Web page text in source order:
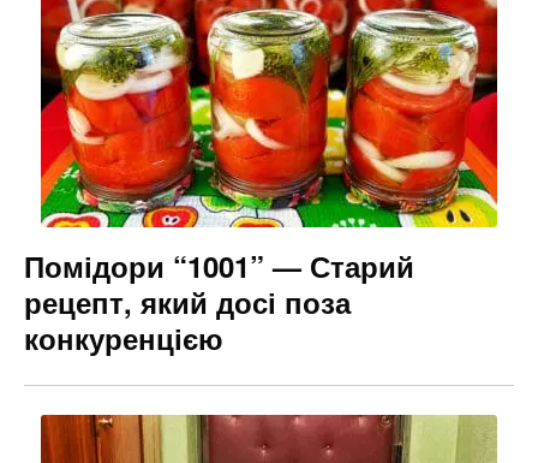
Помідори “1001” — Старий
рецепт, який досі поза
конкуренцією